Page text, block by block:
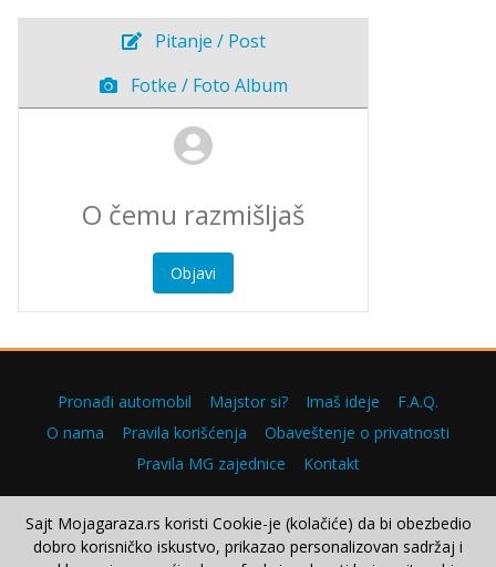
Pitanje / Post
Fotke / Foto Album
Objavi
Pronađi automobil Majstor si? Imaš ideje
F.A.Q.
O nama
Pravila korišćenja
Obaveštenje o privatnosti
Pravila MG zajednice
Kontakt
Copyright © 2000–2026.
Sajt Mojagaraza.rs koristi Cookie-je (kolačiće) da bi obezbedio
dobro korisničko iskustvo, prikazao personalizovan sadržaj i